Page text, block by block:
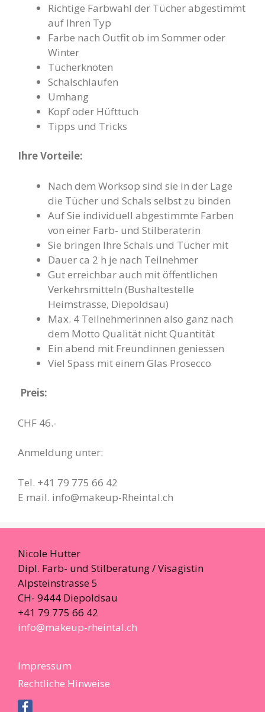
Richtige Farbwahl der Tücher abgestimmt
auf Ihren Typ
Farbe nach Outfit ob im Sommer oder
Winter
Tücherknoten
Schalschlaufen
Umhang
Kopf oder Hüfttuch
Tipps und Tricks
Ihre Vorteile:
Nach dem Worksop sind sie in der Lage
die Tücher und Schals selbst zu binden
Auf Sie individuell abgestimmte Farben
von einer Farb- und Stilberaterin
Sie bringen Ihre Schals und Tücher mit
Dauer ca 2 h je nach Teilnehmer
Gut erreichbar auch mit öffentlichen
Verkehrsmitteln (Bushaltestelle
Heimstrasse, Diepoldsau)
Max. 4 Teilnehmerinnen also ganz nach
dem Motto Qualität nicht Quantität
Ein abend mit Freundinnen geniessen
Viel Spass mit einem Glas Prosecco
Preis:
CHF 46.-
Anmeldung unter:
Tel. +41 79 775 66 42
E mail. info@makeup-Rheintal.ch
Nicole Hutter
Dipl. Farb- und Stilberatung / Visagistin
Alpsteinstrasse 5
CH- 9444 Diepoldsau
+41 79 775 66 42
info@makeup-rheintal.ch
Impressum
Rechtliche Hinweise